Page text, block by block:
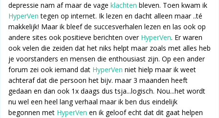
depressie nam af maar de vage klachten bleven. Toen kwam ik
HyperVen tegen op internet. Ik lezen en dacht alleen maar ..té
makkelijk! Maar ik bleef de succesverhalen lezen en las ook op
andere sites ook positieve berichten over HyperVen. Er waren
ook velen die zeiden dat het niks helpt maar zoals met alles heb
je voorstanders en mensen die enthousiast zijn. Op een ander
forum zei ook iemand dat HyperVen niet hielp maar ik weet
achteraf dat die persoon het bijv. maar 3 maanden heeft
gedaan en dan ook 1x daags dus tsja...logisch. Nou...het wordt
nu wel een heel lang verhaal maar ik ben dus eindelijk
begonnen met HyperVen en ik geloof echt dat dit gaat helpen